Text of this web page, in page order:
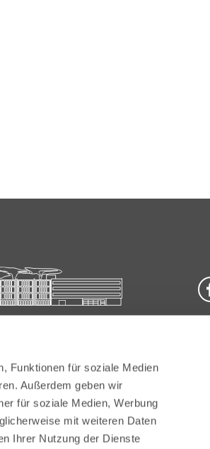
Funktionen für soziale Medien
Außerdem geben wir
für soziale Medien, Werbung
mit weiteren Daten
Ihrer Nutzung der Dienste
Weg 5
6032 782-100
6032 782-180